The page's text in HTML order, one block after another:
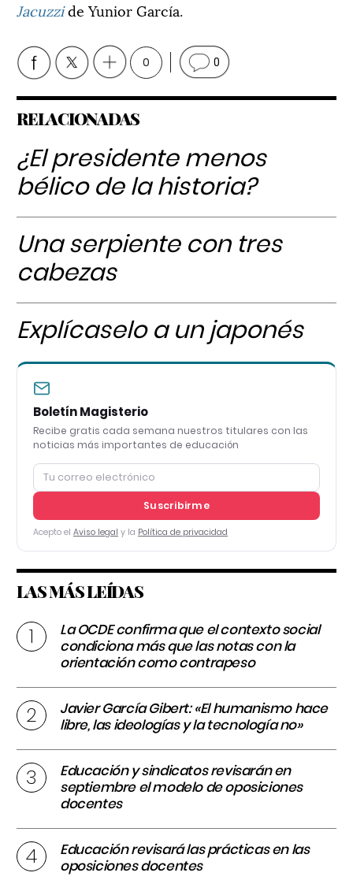
Jacuzzide Yunior García.
0 0
RELACIONADAS
¿El presidente menos
bélico de la historia?
Una serpiente con tres
cabezas
Explícaselo a un japonés
Boletín Magisterio
Recibe gratis cada semana nuestros titulares con las
noticias más importantes de educación
Suscribirme
Acepto el Aviso legal y la Política de privacidad
LAS MÁS LEÍDAS
La OCDE confirma que el contexto social
condiciona más que las notas con la
orientación como contrapeso
Javier García Gibert: «El humanismo hace
libre, las ideologías y la tecnología no»
Educación y sindicatos revisarán en
septiembre el modelo de oposiciones
docentes
Educación revisará las prácticas en las
oposiciones docentes